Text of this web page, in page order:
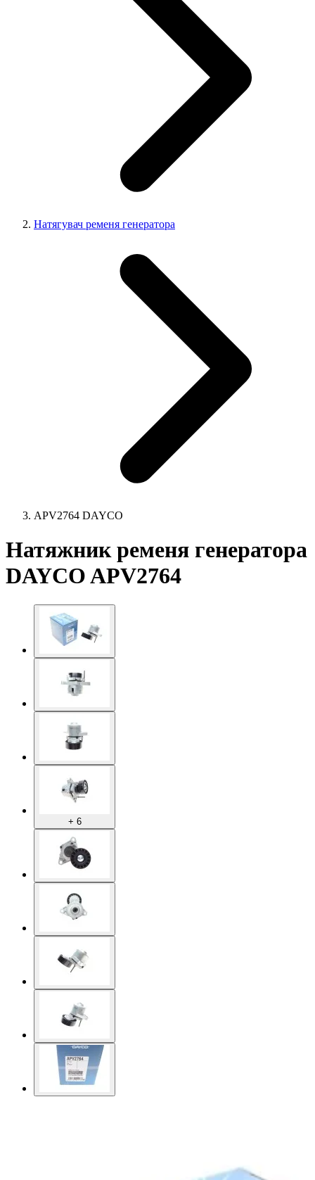
Натягувач ременя генератора
APV2764 DAYCO
Натяжник ременя генератора
DAYCO APV2764
+ 6